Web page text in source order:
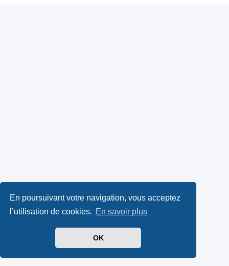
En poursuivant votre navigation, vous acceptez
l’utilisation de cookies. En savoir plus
OK